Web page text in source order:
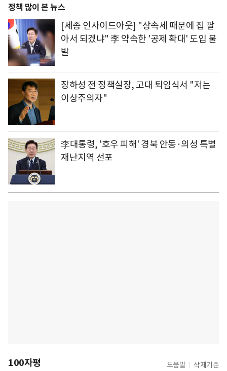
정책 많이 본 뉴스
[세종 인사이드아웃] "상속세 때문에 집 팔
아서 되겠냐" 李 약속한 '공제 확대' 도입 불
발
장하성 전 정책실장, 고대 퇴임식서 "저는
이상주의자"
李대통령, '호우 피해' 경북 안동·의성 특별
재난지역 선포
100자평 도움말 삭제기준